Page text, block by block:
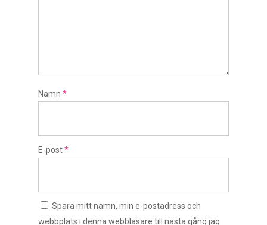
Namn *
E-post*
Spara mitt namn, min e-postadress och
webbplats i denna webbläsare till nästa gång jag